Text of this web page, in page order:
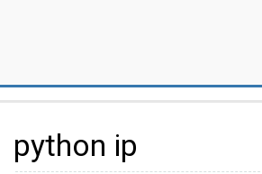
python ip